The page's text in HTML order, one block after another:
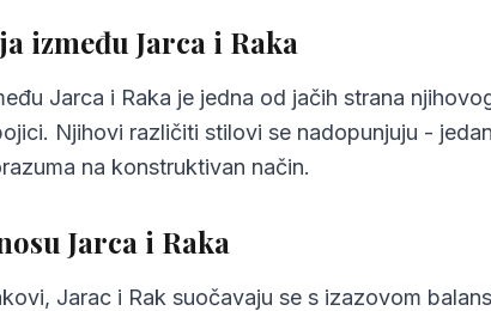
između Jarca i Raka
Jarca i Raka je jedna od jačih strana
Njihovi različiti stilovi se nadopunjuju -
na konstruktivan način.
Jarca i Raka
Jarac i Rak suočavaju se s izazovom